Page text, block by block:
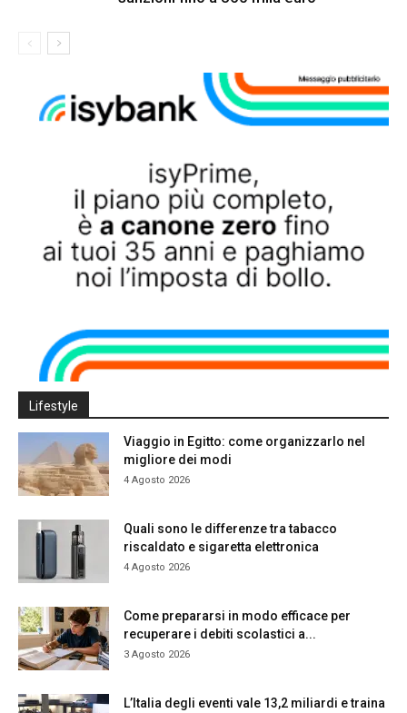
Lifestyle
Viaggio in Egitto: come organizzarlo nel
migliore dei modi
4 Agosto 2026
Quali sono le differenze tra tabacco
riscaldato e sigaretta elettronica
4 Agosto 2026
Come prepararsi in modo efficace per
recuperare i debiti scolastici a...
3 Agosto 2026
L’Italia degli eventi vale 13,2 miliardi e traina